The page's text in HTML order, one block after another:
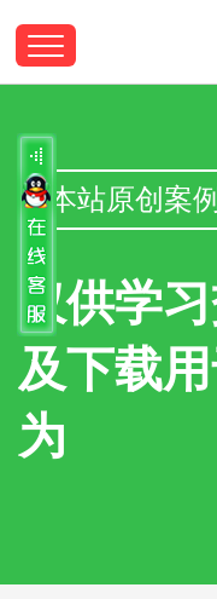
本站原创案例
仅供学
及下载
为